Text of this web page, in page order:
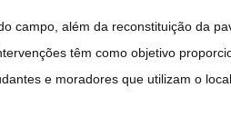
campo, além da reconstituição da
têm como objetivo
e moradores que utilizam o